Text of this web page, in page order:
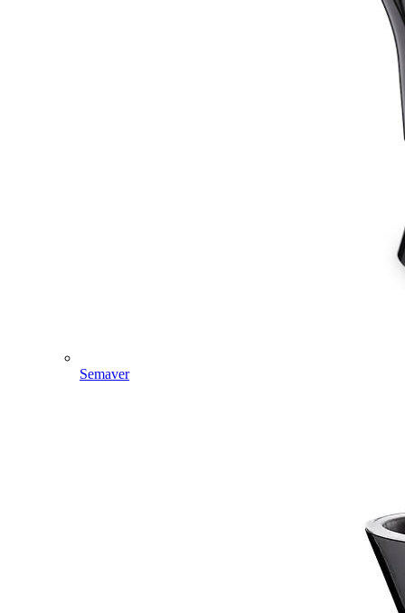
Semaver